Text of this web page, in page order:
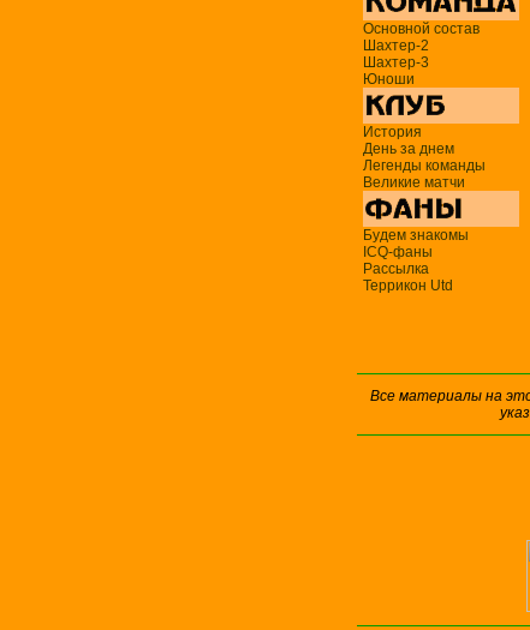
Основной состав
Шахтер-2
Шахтер-3
Юноши
История
День за днем
Легенды команды
Великие матчи
Будем знакомы
ICQ-фаны
Рассылка
Террикон Utd
Все материалы на